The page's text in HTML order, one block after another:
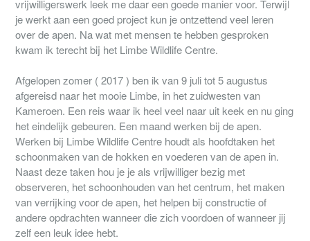
vrijwilligerswerk leek me daar een goede manier voor. Terwijl
je werkt aan een goed project kun je ontzettend veel leren
over de apen. Na wat met mensen te hebben gesproken
kwam ik terecht bij het Limbe Wildlife Centre.
Afgelopen zomer ( 2017 ) ben ik van 9 juli tot 5 augustus
afgereisd naar het mooie Limbe, in het zuidwesten van
Kameroen. Een reis waar ik heel veel naar uit keek en nu ging
het eindelijk gebeuren. Een maand werken bij de apen.
Werken bij Limbe Wildlife Centre houdt als hoofdtaken het
schoonmaken van de hokken en voederen van de apen in.
Naast deze taken hou je je als vrijwilliger bezig met
observeren, het schoonhouden van het centrum, het maken
van verrijking voor de apen, het helpen bij constructie of
andere opdrachten wanneer die zich voordoen of wanneer jij
zelf een leuk idee hebt.